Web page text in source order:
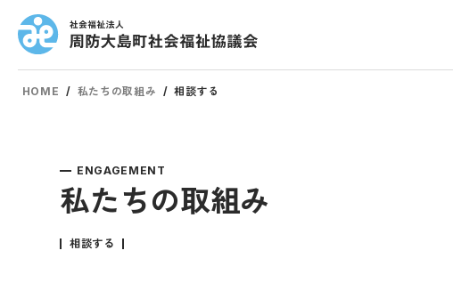
HOME / 私たちの取組み / 相談する
私たちの取組み
ENGAGEMENT
相談する